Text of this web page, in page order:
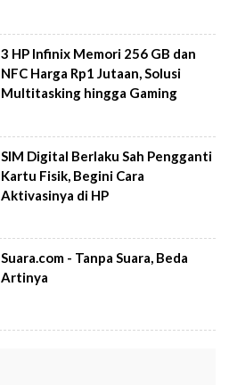
3 HP Infinix Memori 256 GB dan
NFC Harga Rp1 Jutaan, Solusi
Multitasking hingga Gaming
SIM Digital Berlaku Sah Pengganti
Kartu Fisik, Begini Cara
Aktivasinya di HP
Suara.com - Tanpa Suara, Beda
Artinya